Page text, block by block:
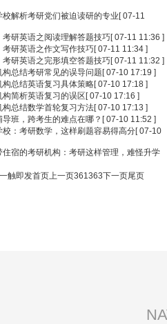
校解析考研党们被迫读研的专业 [ 07-11
考研英语之阅读理解答题技巧[ 07-11 11:36 ]
考研英语之作文写作技巧[ 07-11 11:34 ]
考研英语之完形填空答题技巧[ 07-11 11:32 ]
构总结考研常见的误导问题 [ 07-10 17:19 ]
构总结英语复习具体策略[ 07-10 17:18 ]
构简析英语复习的误区 [ 07-10 17:16 ]
构总结数学首轮复习方法[ 07-10 17:13 ]
导班，跨考生的难点在哪？ [ 07-10 11:52 ]
校：考研数学，这样刷题容易得高分[ 07-10
住宿的考研机构：考研这样管理，难怪升学
触即发首页上一页361363下一页尾页